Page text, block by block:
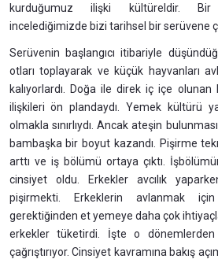
kurduğumuz ilişki kültüreldir. Bir
incelediğimizde bizi tarihsel bir serüvene
Serüvenin başlangıcı itibariyle
otları toplayarak ve küçük hayvanları
kalıyorlardı. Doğa ile direk iç içe
ilişkileri ön plandaydı. Yemek kültürü
olmakla sınırlıydı. Ancak ateşin
bambaşka bir boyut kazandı. Pişirme
arttı ve iş bölümü ortaya çıktı.
cinsiyet oldu. Erkekler avcılık
pişirmekti. Erkeklerin avlanmak
gerektiğinden et yemeye daha çok
erkekler tüketirdi. İşte o
çağrıştırıyor. Cinsiyet kavramına bakış